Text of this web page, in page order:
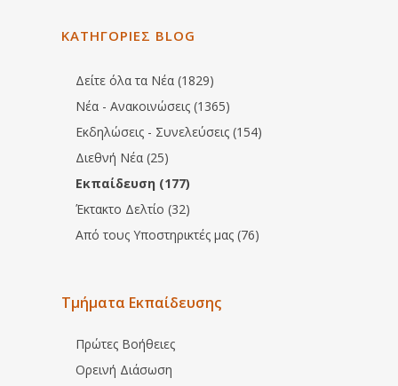
ΚΑΤΗΓΟΡΙΕΣ BLOG
Δείτε όλα τα Νέα (1829)
Νέα - Ανακοινώσεις (1365)
Εκδηλώσεις - Συνελεύσεις (154)
Διεθνή Νέα (25)
Εκπαίδευση (177)
Έκτακτο Δελτίο (32)
Από τους Υποστηρικτές μας (76)
Τμήματα Εκπαίδευσης
Πρώτες Βοήθειες
Ορεινή Διάσωση